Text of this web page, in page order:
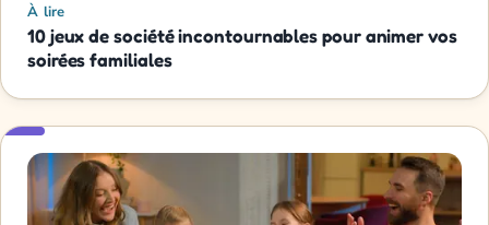
À lire
10 jeux de société incontournables pour animer vos
soirées familiales